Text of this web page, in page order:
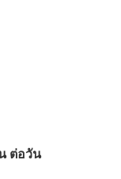
ต่อวัน